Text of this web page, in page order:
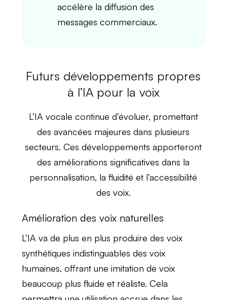
accélère la diffusion des
messages commerciaux.
Futurs développements propres
à l’IA pour la voix
L’IA vocale continue d’évoluer, promettant
des avancées majeures dans plusieurs
secteurs. Ces développements apporteront
desaméliorations significatives dans la
personnalisation, la fluidité et l’accessibilité
des voix.
Amélioration des voix naturelles
L’IA va de plus en plus produire des voix
synthétiques indistinguables des voix
humaines, offrant une imitation de voix
beaucoup plus fluide et réaliste. Cela